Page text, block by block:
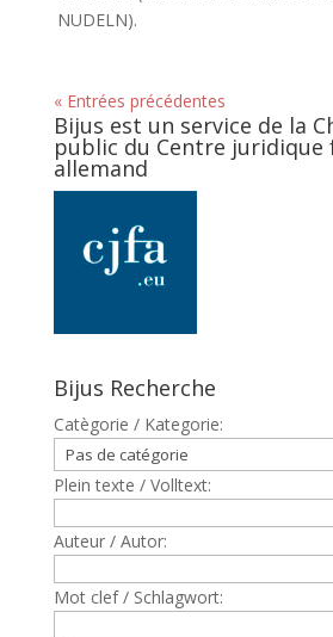
NUDELN).
« Entrées précédentes
Bijus est un service de la
public du Centre juridique
allemand
Bijus Recherche
Catègorie / Kategorie:
Plein texte / Volltext:
Auteur / Autor:
Mot clef / Schlagwort: